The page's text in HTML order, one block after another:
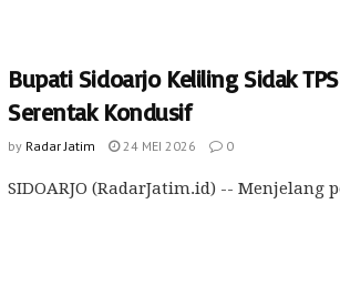
Bupati Sidoarjo Keliling Sidak
Serentak Kondusif
by Radar Jatim 24 MEI 2026 0
SIDOARJO (RadarJatim.id) -- Menjelang